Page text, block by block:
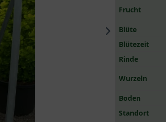
Frucht
Blüte
Blütezeit
Rinde
Wurzeln
Boden
Standort